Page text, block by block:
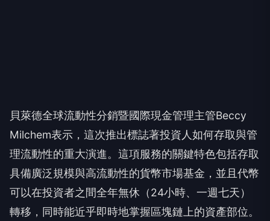
貝萊德全球流動性分銷暨國際現金管理主管Beccy
Milchem表示，這次推出標誌著投資人如何存取與管
理流動性的重大演進。這項服務的關鍵特色包括存取
具備廣泛規模與高流動性的貨幣市場基金，並且代幣
可以在投資者之間全年無休（24小時、一週七天）
轉移，同時能近乎即時地掌握區塊鏈上的資產部位。